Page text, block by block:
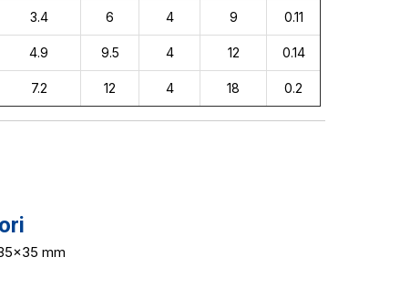
3.4 6 4 9 0.11
4.9 9.5 4 12 0.14
7.2 12 4 18 0.2
mm